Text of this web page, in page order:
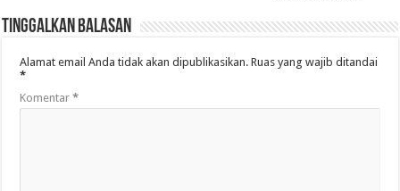
Tinggalkan Balasan
Alamat email Anda tidak akan dipublikasikan. Ruas yang wajib ditandai
*
Komentar*